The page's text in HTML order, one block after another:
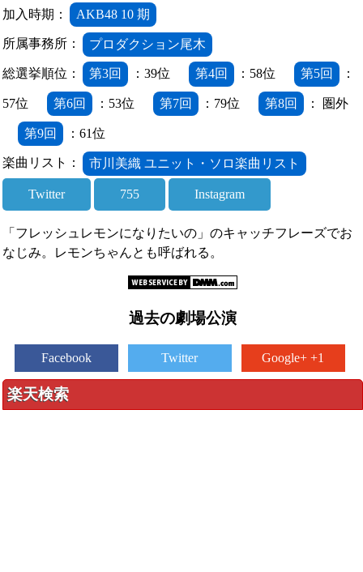
加入時期：
AKB48 10 期
所属事務所： プロダクション尾木
総選挙順位： 第3回 ：39位 第4回 ：58位 第5回 ：
57位 第6回 ：53位 第7回 ：79位 第8回 ： 圏外
第9回 ：61位
楽曲リスト： 市川美織 ユニット・ソロ楽曲リスト
Twitter 755 Instagram
「フレッシュレモンになりたいの」のキャッチフレーズでお
なじみ。レモンちゃんとも呼ばれる。
過去の劇場公演
Facebook Twitter Google+ +1
楽天検索